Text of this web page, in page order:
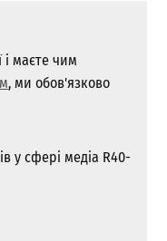
і маєте чим
, ми обов'язково
у сфері медіа R40-